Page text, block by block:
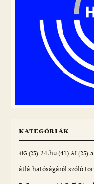
KATEGÓRIÁK
4iG (23) 24.hu(41) AI (25)
átláthatóságáról szóló